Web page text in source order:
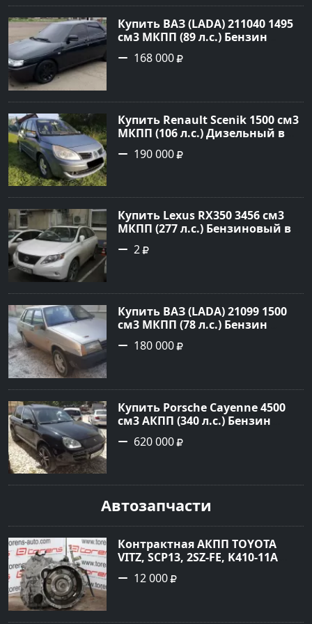
Авторынок23
Купить ВАЗ (LADA) 211040 1495
см3 МКПП (89 л.с.) Бензин
инжектор в Краснодвр: цвет
Черный Седан 2007 года по
Авторынок23
168 000
Купить Renault Scenik 1500 см3
МКПП (106 л.с.) Дизельный в
Белореченск: цвет Голубой
Универсал 2007 года по цене
190 000
Купить Lexus RX350 3456 см3
МКПП (277 л.с.) Бензиновый в
Краснодар: цвет
Перламутрово-белый
№3746 на сайте Авторынок23
2
Купить ВАЗ (LADA) 21099 1500
см3 МКПП (78 л.с.) Бензин
инжектор в Гостагаевская :
цвет Серебряный Седан 2001
Авторынок23
180 000
Купить Porsche Cayenne 4500
см3 АКПП (340 л.с.) Бензин
турбонаддув в Новороссийск:
цвет черный Внедорожник
сайте Авторынок23
620 000
Автозапчасти
Контрактная АКПП TOYOTA
VITZ, SCP13, 2SZ-FE, K410-11A
Ростов
12 000